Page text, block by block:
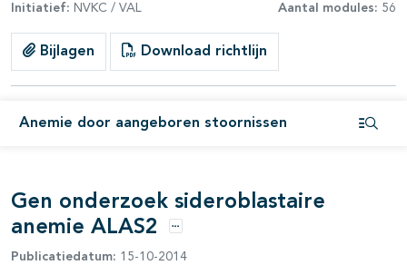
Initiatief: NVKC / VAL Aantal modules: 56
Bijlagen Download richtlijn
Anemie door aangeboren stoornissen
open- en dichtklappen
open- en dichtklappen
open- en dichtklappen
Gen onderzoek sideroblastaire
anemie ALAS2
Opties
Publicatiedatum: 15-10-2014